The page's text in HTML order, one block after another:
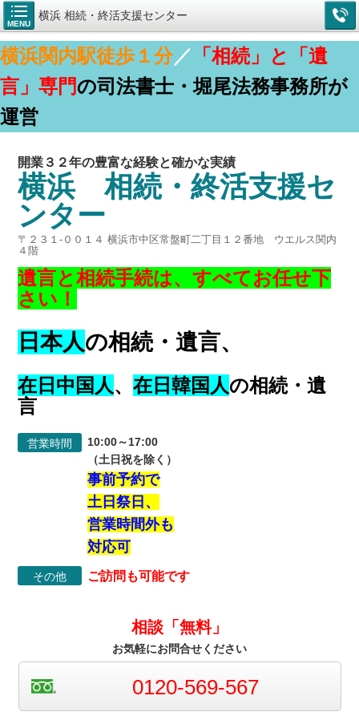
MENU
横浜 相続・終活支援センター
横浜関内駅徒歩１分／ 「 相続」と「遺
言」専門の司法書士・堀尾法務事務所が
運営
開業３２年の豊富な経験と確かな実績
横浜 相続・終活支援セ
ンター
〒２３１-００１４ 横浜市中区常盤町二丁目１２番地 ウエルス関内
４階
遺言と相続手続は、すべてお任せ下
さい！
日本人の相続・遺言、
在日中国人、在日韓国人の相続・遺
言
営業時間
10:00～17:00
（土日祝を除く）
事前予約で
土日祭日、
営業時間外も
対応可
その他 ご訪問も可能です
相談「無料」
お気軽にお問合せください
0120-569-567